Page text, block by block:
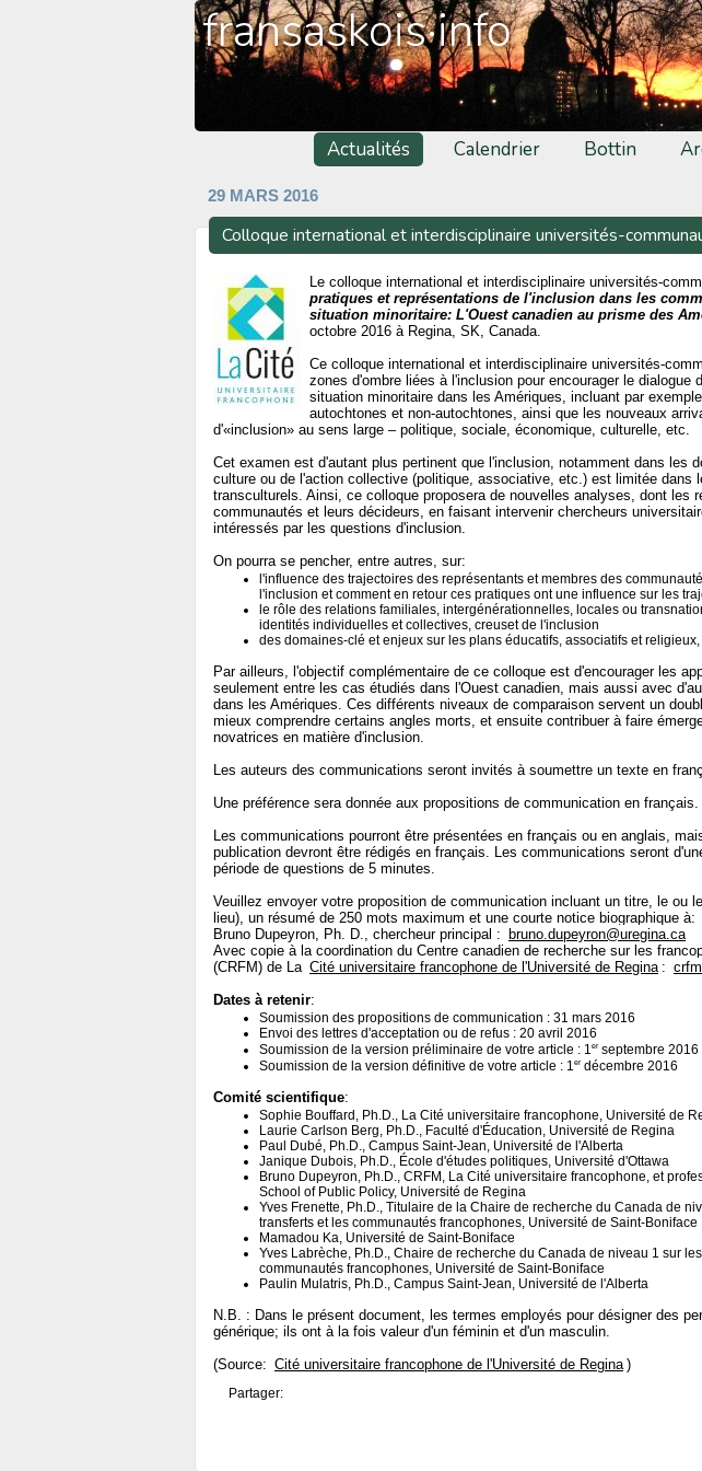
fransaskois·info
Actualités Calendrier Bottin
29 MARS 2016
Colloque international et interdisciplinaire universités-
Le colloque international et interdisciplinaire universités-
pratiques et représentations de l'inclusion dans les
situation minoritaire: L'Ouest canadien au prisme des
octobre 2016 à Regina, SK, Canada.
Ce colloque international et interdisciplinaire universités-
zones d'ombre liées à l'inclusion pour encourager le dialogue
situation minoritaire dans les Amériques, incluant par
autochtones et non-autochtones, ainsi que les nouveaux
d'«inclusion» au sens large – politique, sociale, économique, culturelle, etc.
Cet examen est d'autant plus pertinent que l'inclusion, notamment dans les
culture ou de l'action collective (politique, associative, etc.) est limitée dans
transculturels. Ainsi, ce colloque proposera de nouvelles analyses, dont les
communautés et leurs décideurs, en faisant intervenir chercheurs
intéressés par les questions d'inclusion.
On pourra se pencher, entre autres, sur:
l'influence des trajectoires des représentants et membres des
l'inclusion et comment en retour ces pratiques ont une influence sur les
le rôle des relations familiales, intergénérationnelles, locales ou
identités individuelles et collectives, creuset de l'inclusion
des domaines-clé et enjeux sur les plans éducatifs, associatifs et religieux,
Par ailleurs, l'objectif complémentaire de ce colloque est d'encourager les
seulement entre les cas étudiés dans l'Ouest canadien, mais aussi avec
dans les Amériques. Ces différents niveaux de comparaison servent un
mieux comprendre certains angles morts, et ensuite contribuer à faire
novatrices en matière d'inclusion.
Les auteurs des communications seront invités à soumettre un texte en
Une préférence sera donnée aux propositions de communication en français.
Les communications pourront être présentées en français ou en anglais,
publication devront être rédigés en français. Les communications seront
période de questions de 5 minutes.
Veuillez envoyer votre proposition de communication incluant un titre, le ou
lieu), un résumé de 250 mots maximum et une courte notice biographique à:
Bruno Dupeyron, Ph. D., chercheur principal :
bruno.dupeyron@uregina.ca
Avec copie à la coordination du Centre canadien de recherche sur les
(CRFM) de La Cité universitaire francophone de l'Université de Regina :
Dates à retenir:
Soumission des propositions de communication : 31 mars 2016
Envoi des lettres d'acceptation ou de refus : 20 avril 2016
Soumission de la version préliminaire de votre article : 1erseptembre 2016
Soumission de la version définitive de votre article : 1erdécembre 2016
Comité scientifique:
Sophie Bouffard, Ph.D., La Cité universitaire francophone, Université de
Laurie Carlson Berg, Ph.D., Faculté d'Éducation, Université de Regina
Paul Dubé, Ph.D., Campus Saint-Jean, Université de l'Alberta
Janique Dubois, Ph.D., École d'études politiques, Université d'Ottawa
Bruno Dupeyron, Ph.D., CRFM, La Cité universitaire francophone, et
School of Public Policy, Université de Regina
Yves Frenette, Ph.D., Titulaire de la Chaire de recherche du Canada de
transferts et les communautés francophones, Université de Saint-Boniface
Mamadou Ka, Université de Saint-Boniface
Yves Labrèche, Ph.D., Chaire de recherche du Canada de niveau 1 sur
communautés francophones, Université de Saint-Boniface
Paulin Mulatris, Ph.D., Campus Saint-Jean, Université de l'Alberta
N.B. : Dans le présent document, les termes employés pour désigner des
générique; ils ont à la fois valeur d'un féminin et d'un masculin.
(Source: Cité universitaire francophone de l'Université de Regina )
Partager: